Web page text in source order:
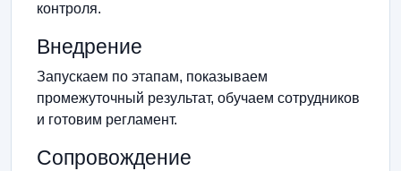
контроля.
Внедрение
Запускаем по этапам, показываем
промежуточный результат, обучаем сотрудников
и готовим регламент.
Сопровождение